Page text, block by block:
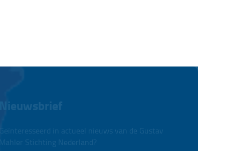
Nieuwsbrief
Geïnteresseerd in actueel nieuws van de Gustav
Mahler Stichting Nederland?